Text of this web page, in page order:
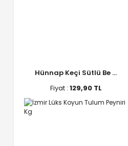
Hünnap Keçi Sütlü Be ...
Fiyat : 129,90 TL